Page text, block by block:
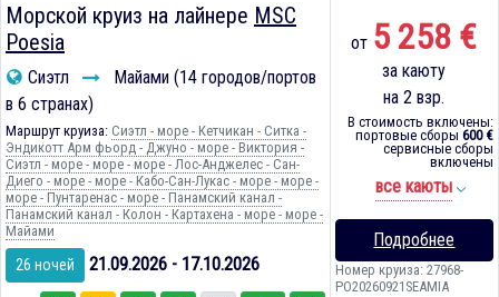
Морской круиз на лайнере MSC
Poesia
Сиэтл
Майами (14 городов/портов
в 6 странах)
Маршрут круиза: Сиэтл - море - Кетчикан - Ситка -
Эндикотт Арм фьорд - Джуно - море - Виктория -
Сиэтл - море - море - море - Лос-Анджелес - Сан-
Диего - море - море - Кабо-Сан-Лукас - море - море -
море - Пунтаренас - море - Панамский канал -
Панамский канал - Колон - Картахена - море - море -
Майами
26 ночей 21.09.2026 - 17.10.2026
от 5 258 €
за каюту
на 2 взр.
В стоимость включены:
портовые сборы 600 €
сервисные сборы
включены
все каюты
Подробнее
Номер круиза: 27968-
PO20260921SEAMIA